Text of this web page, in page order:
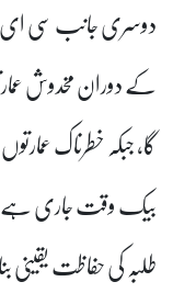
دوسری جانب سی ای
کے دوران مخدوش
گا، جبکہ خطرناک
بیک وقت جاری
طلبہ کی حفاظت یقینی